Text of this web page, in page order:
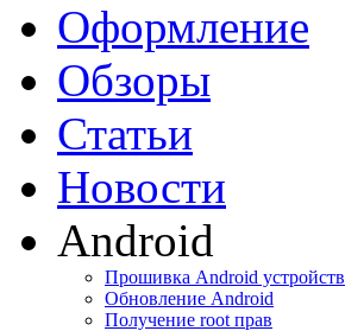
Оформление
Обзоры
Статьи
Новости
Android
Прошивка Android устройств
Обновление Android
Получение root прав